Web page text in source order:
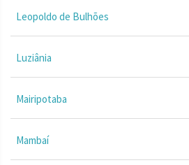
Leopoldo de Bulhões
Luziânia
Mairipotaba
Mambaí